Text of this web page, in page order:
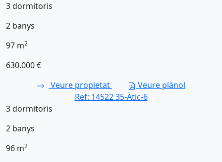
3dormitoris
2 banys
97 m2
630.000 €
Veure propietat
Veure plànol
Ref: 1452235-Àtic-6
3dormitoris
2 banys
96 m2